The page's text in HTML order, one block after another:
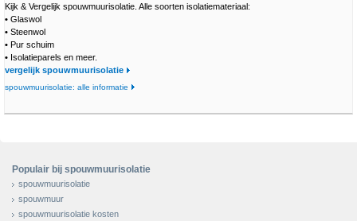
Kijk & Vergelijk spouwmuurisolatie. Alle soorten isolatiemateriaal:
• Glaswol
• Steenwol
• Pur schuim
• Isolatieparels en meer.
vergelijk spouwmuurisolatie
spouwmuurisolatie: alle informatie
Populair bij spouwmuurisolatie
spouwmuurisolatie
spouwmuur
spouwmuurisolatie kosten